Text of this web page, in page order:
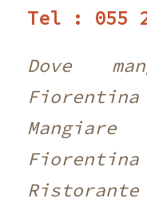
Tel : 055
Dove